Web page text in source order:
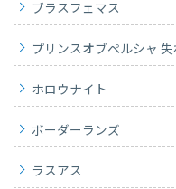
ブラスフェマス
プリンスオブペルシャ
ホロウナイト
ボーダーランズ
ラスアス